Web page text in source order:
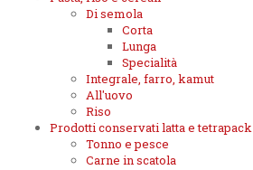
Di semola
Corta
Lunga
Specialità
Integrale, farro, kamut
All'uovo
Riso
Prodotti conservati latta e tetrapack
Tonno e pesce
Carne in scatola